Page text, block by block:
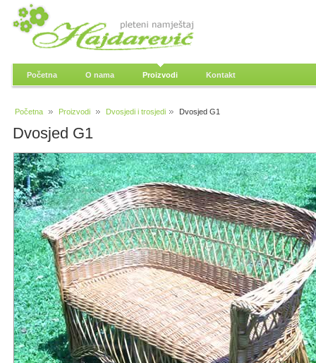
Početna O nama Proizvodi Kontakt
Početna Proizvodi Dvosjedi i trosjedi Dvosjed G1
Dvosjed G1